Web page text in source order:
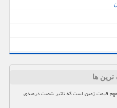
ترین ها
مهم قیمت زمین است که تاثیر شصت درصدی